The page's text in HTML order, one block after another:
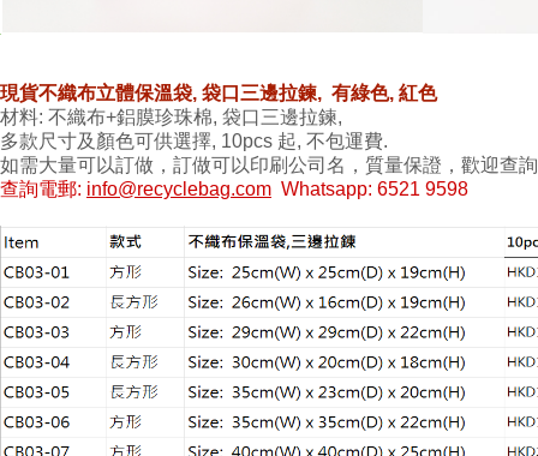
現貨不織布立體保溫袋, 袋口三邊拉鍊, 有綠色, 紅色
材料: 不織布+鋁膜珍珠棉, 袋口三邊拉鍊,
多款尺寸及顏色可供選擇, 10pcs 起, 不包運費.
如需大量可以訂做，訂做可以印刷公司名，質量保證，歡迎查
查詢電郵: info@recyclebag.com Whatsapp: 6521 9598